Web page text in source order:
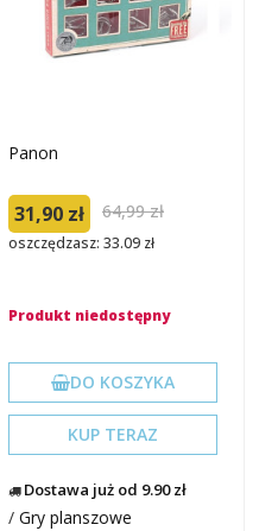
Panon
31,90 zł 64,99 zł
oszczędzasz: 33.09 zł
Produkt niedostępny
DO KOSZYKA
KUP TERAZ
Dostawa już od 9.90 zł
/Gry planszowe